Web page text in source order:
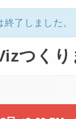
了しました。
つく